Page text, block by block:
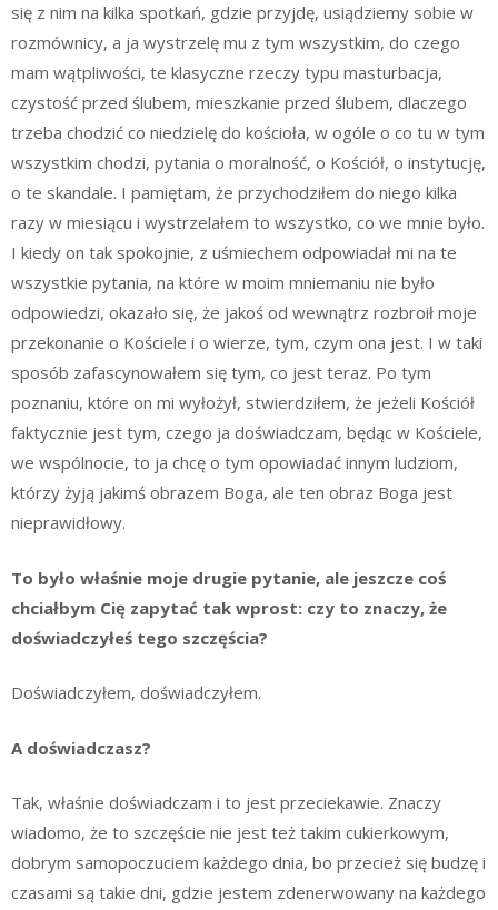
się z nim na kilka spotkań, gdzie przyjdę, usiądziemy sobie w
rozmównicy, a ja wystrzelę mu z tym wszystkim, do czego
mam wątpliwości, te klasyczne rzeczy typu masturbacja,
czystość przed ślubem, mieszkanie przed ślubem, dlaczego
trzeba chodzić co niedzielę do kościoła, w ogóle o co tu w tym
wszystkim chodzi, pytania o moralność, o Kościół, o instytucję,
o te skandale. I pamiętam, że przychodziłem do niego kilka
razy w miesiącu i wystrzelałem to wszystko, co we mnie było.
I kiedy on tak spokojnie, z uśmiechem odpowiadał mi na te
wszystkie pytania, na które w moim mniemaniu nie było
odpowiedzi, okazało się, że jakoś od wewnątrz rozbroił moje
przekonanie o Kościele i o wierze, tym, czym ona jest. I w taki
sposób zafascynowałem się tym, co jest teraz. Po tym
poznaniu, które on mi wyłożył, stwierdziłem, że jeżeli Kościół
faktycznie jest tym, czego ja doświadczam, będąc w Kościele,
we wspólnocie, to ja chcę o tym opowiadać innym ludziom,
którzy żyją jakimś obrazem Boga, ale ten obraz Boga jest
nieprawidłowy.
To było właśnie moje drugie pytanie, ale jeszcze coś
chciałbym Cię zapytać tak wprost: czy to znaczy, że
doświadczyłeś tego szczęścia?
Doświadczyłem, doświadczyłem.
A doświadczasz?
Tak, właśnie doświadczam i to jest przeciekawie. Znaczy
wiadomo, że to szczęście nie jest też takim cukierkowym,
dobrym samopoczuciem każdego dnia, bo przecież się budzę i
czasami są takie dni, gdzie jestem zdenerwowany na każdego